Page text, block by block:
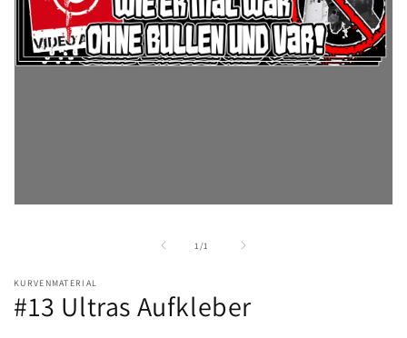
1 /
von1
KURVENMATERIAL
#13 Ultras Aufkleber